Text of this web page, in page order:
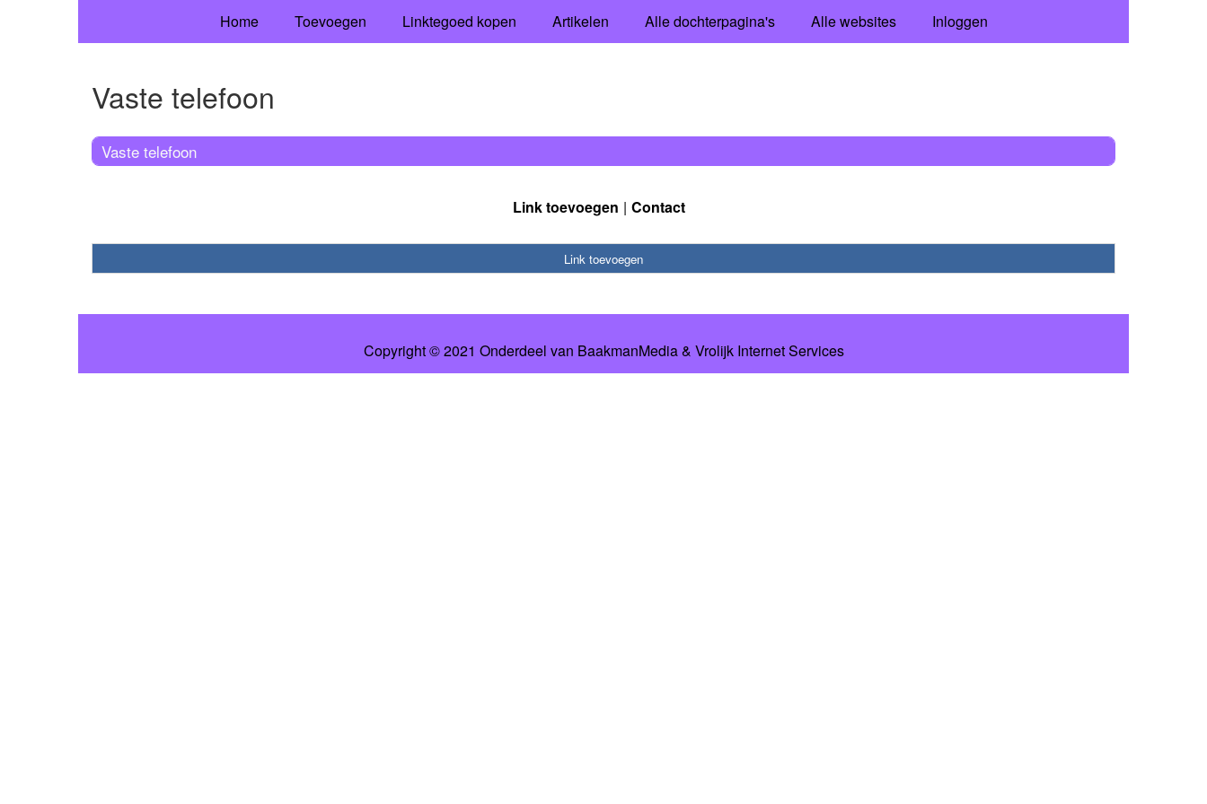
Home Toevoegen Linktegoed kopen Artikelen Alle dochterpagina's Alle websites Inloggen
Vaste telefoon
Vaste telefoon
Link toevoegen Contact
Link toevoegen
Copyright © 2021 Onderdeel van BaakmanMedia& Vrolijk Internet Services